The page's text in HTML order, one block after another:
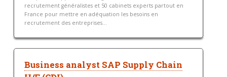
recrutement généralistes et 50 cabinets experts partout en
France pour mettre en adéquation les besoins en
recrutement des entreprises...
Business analyst SAP Supply Chain